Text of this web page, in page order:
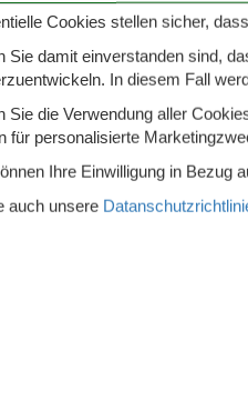
TV
3,5 km Küste
Gefriertruhe
Ferienhaus mit Sauna
Fünen. Die Inneneinrichtung
Cookies stellen sicher,
Sie damit einverstanden sind,
In diesem Fall
Sie die Verwendung aller
für personalisierte
Ihre Einwilligung in Bezug
auch unsere